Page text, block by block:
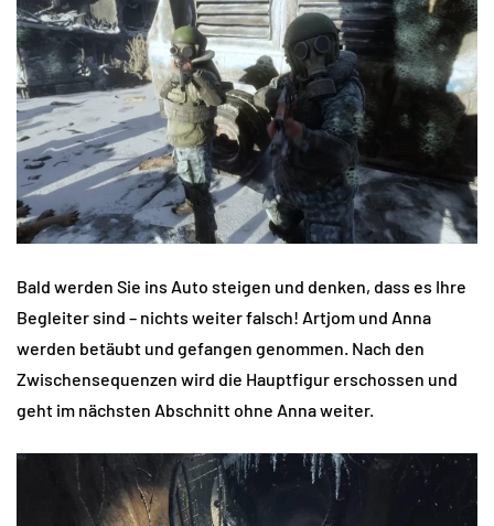
Bald werden Sie ins Auto steigen und denken, dass es Ihre
Begleiter sind – nichts weiter falsch! Artjom und Anna
werden betäubt und gefangen genommen. Nach den
Zwischensequenzen wird die Hauptfigur erschossen und
geht im nächsten Abschnitt ohne Anna weiter.